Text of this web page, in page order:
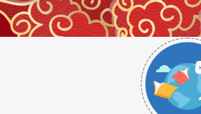
115學年度大學學測成績表現優異
2026立人高中日本教育旅行